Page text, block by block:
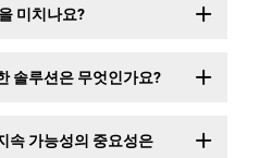
미치나요?
솔루션은 무엇인가요?
속 가능성의 중요성은